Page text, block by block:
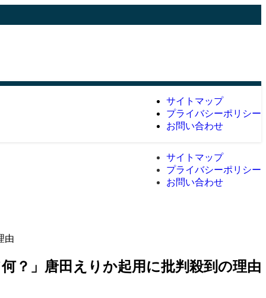
サイトマップ
プライバシーポリシー
お問い合わせ
サイトマップ
プライバシーポリシー
お問い合わせ
由
？」唐田えりか起用に批判殺到の理由